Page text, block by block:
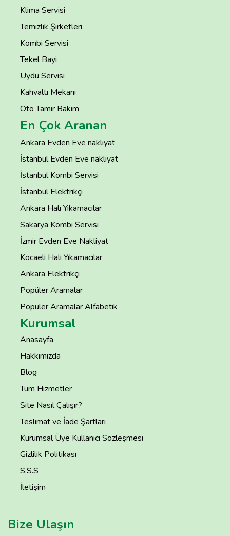
Klima Servisi
Temizlik Şirketleri
Kombi Servisi
Tekel Bayi
Uydu Servisi
Kahvaltı Mekanı
Oto Tamir Bakım
En Çok Aranan
Ankara Evden Eve nakliyat
İstanbul Evden Eve nakliyat
İstanbul Kombi Servisi
İstanbul Elektrikçi
Ankara Halı Yıkamacılar
Sakarya Kombi Servisi
İzmir Evden Eve Nakliyat
Kocaeli Halı Yıkamacılar
Ankara Elektrikçi
Popüler Aramalar
Popüler Aramalar Alfabetik
Kurumsal
Anasayfa
Hakkımızda
Blog
Tüm Hizmetler
Site Nasıl Çalışır?
Teslimat ve İade Şartları
Kurumsal Üye Kullanıcı Sözleşmesi
Gizlilik Politikası
S.S.S
İletişim
Bize Ulaşın